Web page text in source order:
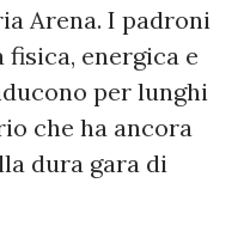
Arena. I padroni
fisica, energica e
per lunghi
che ha ancora
dura gara di